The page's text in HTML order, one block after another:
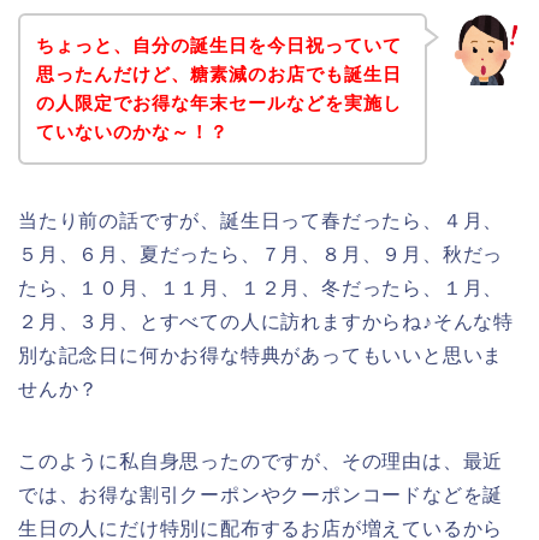
ちょっと、自分の誕生日を今日祝っていて
思ったんだけど、糖素減のお店でも誕生日
の人限定でお得な年末セールなどを実施し
ていないのかな～！？
当たり前の話ですが、誕生日って春だったら、４月、
５月、６月、夏だったら、７月、８月、９月、秋だっ
たら、１０月、１１月、１２月、冬だったら、１月、
２月、３月、とすべての人に訪れますからね♪そんな特
別な記念日に何かお得な特典があってもいいと思いま
せんか？
このように私自身思ったのですが、その理由は、最近
では、お得な割引クーポンやクーポンコードなどを誕
生日の人にだけ特別に配布するお店が増えているから